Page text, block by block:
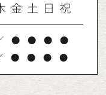
金 土 日 祝
● ● ● ●
● ● ● ●